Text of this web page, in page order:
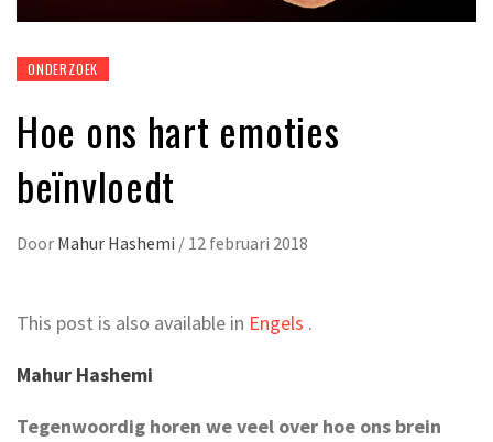
ONDERZOEK
Hoe ons hart emoties
beïnvloedt
Door Mahur Hashemi / 12 februari 2018
This post is also available in Engels .
Mahur Hashemi
Tegenwoordig horen we veel over hoe ons brein